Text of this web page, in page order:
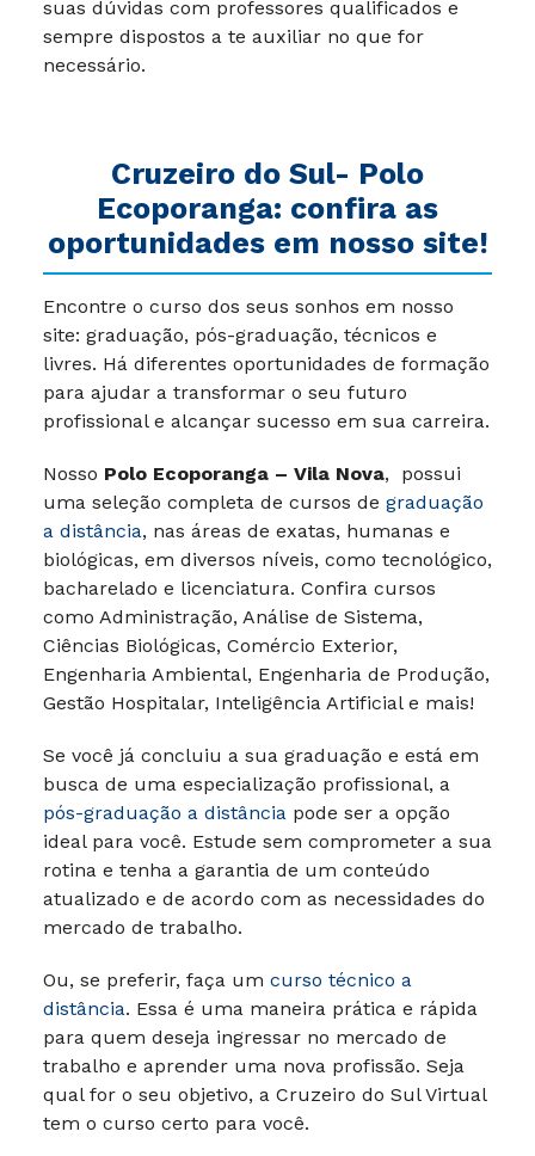
suas dúvidas com professores qualificados e
sempre dispostos a te auxiliar no que for
necessário.
Cruzeiro do Sul- Polo
Ecoporanga: confira as
oportunidades em nosso site!
Encontre o curso dos seus sonhos em nosso
site: graduação, pós-graduação, técnicos e
livres. Há diferentes oportunidades de formação
para ajudar a transformar o seu futuro
profissional e alcançar sucesso em sua carreira.
Nosso Polo Ecoporanga – Vila Nova, possui
uma seleção completa de cursos de graduação
a distância, nas áreas de exatas, humanas e
biológicas, em diversos níveis, como tecnológico,
bacharelado e licenciatura. Confira cursos
como Administração, Análise de Sistema,
Ciências Biológicas, Comércio Exterior,
Engenharia Ambiental, Engenharia de Produção,
Gestão Hospitalar, Inteligência Artificial e mais!
Se você já concluiu a sua graduação e está em
busca de uma especialização profissional, a
pós-graduação a distância pode ser a opção
ideal para você. Estude sem comprometer a sua
rotina e tenha a garantia de um conteúdo
atualizado e de acordo com as necessidades do
mercado de trabalho.
Ou, se preferir, faça um curso técnico a
distância. Essa é uma maneira prática e rápida
para quem deseja ingressar no mercado de
trabalho e aprender uma nova profissão. Seja
qual for o seu objetivo, a Cruzeiro do Sul Virtual
tem o curso certo para você.